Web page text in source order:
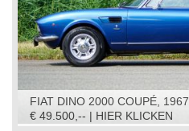
FIAT DINO 2000 COUPÉ, 1967
€ 49.500,-- | HIER KLICKEN